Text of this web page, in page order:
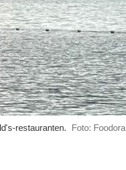
restauranten. Foto: Foodora